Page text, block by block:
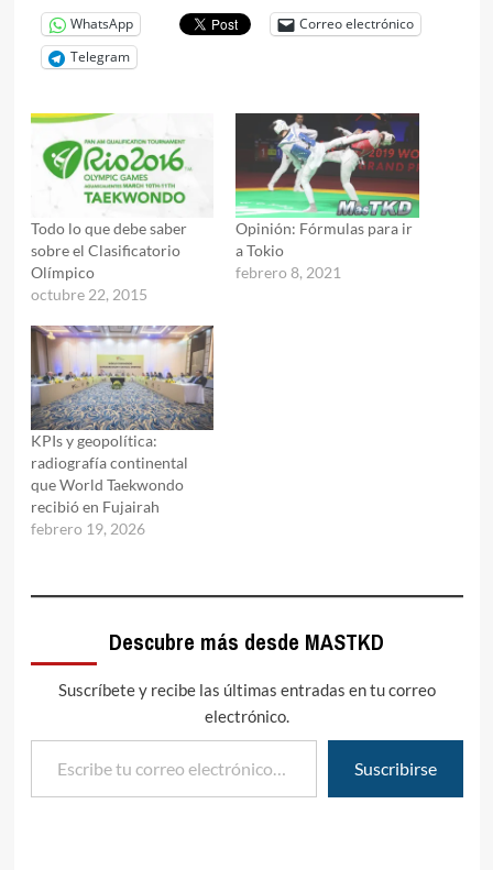
WhatsApp
Correo electrónico
Telegram
Todo lo que debe saber
sobre el Clasificatorio
Olímpico
octubre 22, 2015
Opinión: Fórmulas para ir
a Tokio
febrero 8, 2021
KPIs y geopolítica:
radiografía continental
que World Taekwondo
recibió en Fujairah
febrero 19, 2026
Descubre más desde MASTKD
Suscríbete y recibe las últimas entradas en tu correo
electrónico.
Escribe tu correo electrónico…
Suscribirse